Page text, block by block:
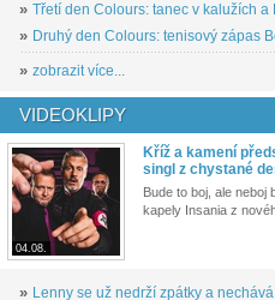
» Třetí den Colours: tanec v kalužích a
» Druhý den Colours: tenisový zápas
» zobrazit více...
VIDEOKLIPY
04.08.
Kříž a kamení
singl z chystané
Bude to boj, ale neboj
kapely Insania z
» Lenny se už nedrží zpátky a nechává...